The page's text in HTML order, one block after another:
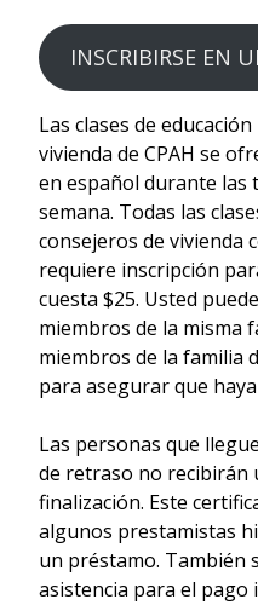
INSCRIBIRSE EN
Las clases de
vivienda de CPAH se
en español durante las
semana. Todas las
consejeros de vivienda
requiere inscripción
cuesta $25. Usted
miembros de la misma
miembros de la familia
para asegurar que
Las personas que
de retraso no recibirán
finalización. Este
algunos prestamistas
un préstamo. También
asistencia para el pago